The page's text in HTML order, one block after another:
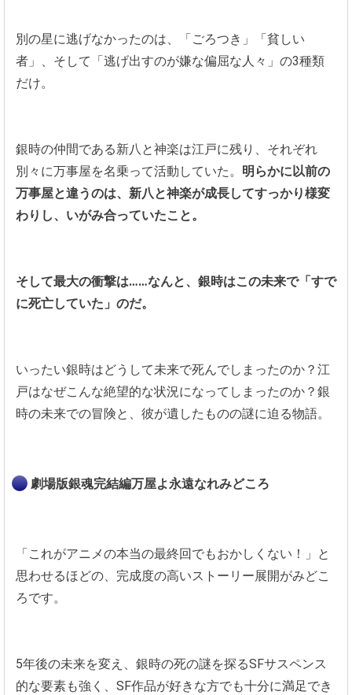
別の星に逃げなかったのは、「ごろつき」「貧しい
者」、そして「逃げ出すのが嫌な偏屈な人々」の3種類
だけ。
銀時の仲間である新八と神楽は江戸に残り、それぞれ
別々に万事屋を名乗って活動していた。 明らかに以前の
万事屋と違うのは、新八と神楽が成長してすっかり様変
わりし、いがみ合っていたこと。
そして最大の衝撃は……なんと、銀時はこの未来で「すで
に死亡していた」のだ。
いったい銀時はどうして未来で死んでしまったのか？江
戸はなぜこんな絶望的な状況になってしまったのか？銀
時の未来での冒険と、彼が遺したものの謎に迫る物語。
劇場版銀魂完結編万屋よ永遠なれみどころ
「これがアニメの本当の最終回でもおかしくない！」と
思わせるほどの、完成度の高いストーリー展開がみどこ
ろです。
5年後の未来を変え、銀時の死の謎を探るSFサスペンス
的な要素も強く、SF作品が好きな方でも十分に満足でき